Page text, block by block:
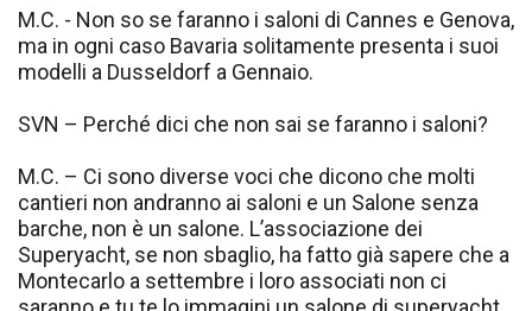
M.C. - Non so se faranno i saloni di Cannes e Genova,
ma in ogni caso Bavaria solitamente presenta i suoi
modelli a Dusseldorf a Gennaio.
SVN – Perché dici che non sai se faranno i saloni?
M.C. – Ci sono diverse voci che dicono che molti
cantieri non andranno ai saloni e un Salone senza
barche, non è un salone. L’associazione dei
Superyacht, se non sbaglio, ha fatto già sapere che a
Montecarlo a settembre i loro associati non ci